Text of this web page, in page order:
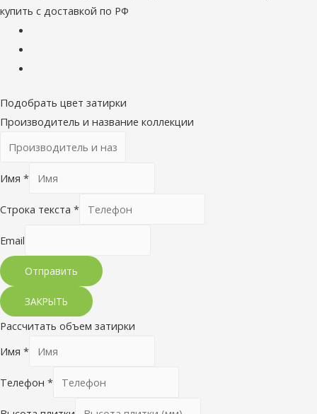
купить с доставкой по РФ
Подобрать цвет затирки
Производитель и название коллекции
Имя *
Строка текста *
Email
Отправить
ЗАКРЫТЬ
Рассчитать объем затирки
Имя *
Телефон *